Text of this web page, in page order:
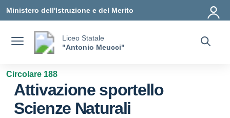
Ministero dell'Istruzione e del Merito
Liceo Statale
"Antonio Meucci"
Circolare 188
Attivazione sportello
Scienze Naturali